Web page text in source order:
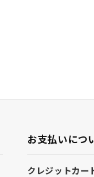
お支払いにつ
クレジットカー